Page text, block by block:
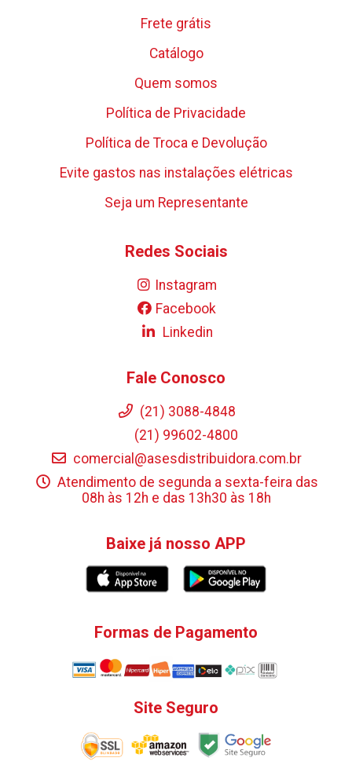
Frete grátis
Catálogo
Quem somos
Política de Privacidade
Política de Troca e Devolução
Evite gastos nas instalações elétricas
Seja um Representante
Redes Sociais
Instagram
Facebook
Linkedin
Fale Conosco
(21) 3088-4848
(21) 99602-4800
comercial@asesdistribuidora.com.br
Atendimento de segunda a sexta-feira das
08h às 12h e das 13h30 às 18h
Baixe já nosso APP
Formas de Pagamento
Site Seguro